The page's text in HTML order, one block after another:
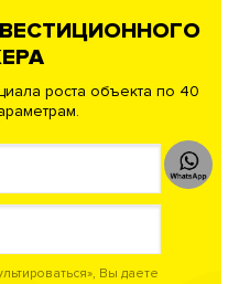
роста объекта по 40
Вы даете